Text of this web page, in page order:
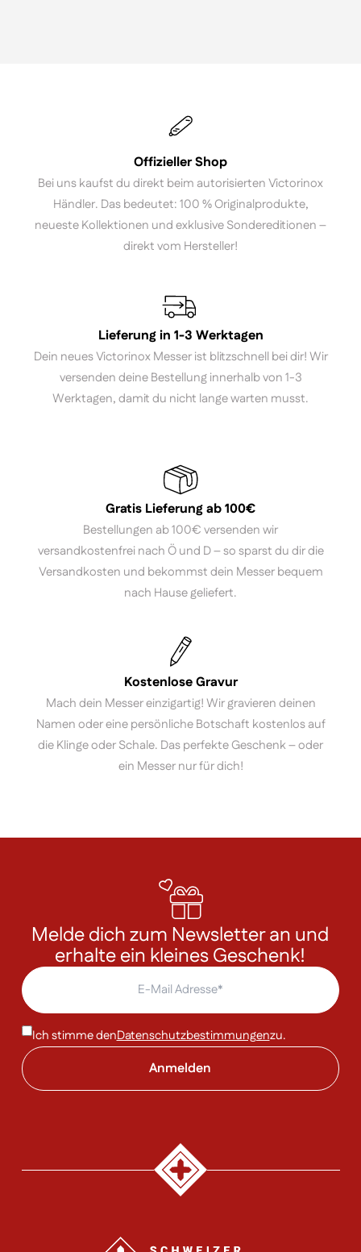
Offizieller Shop
Bei uns kaufst du direkt beim autorisierten Victorinox
Händler. Das bedeutet: 100 % Originalprodukte,
neueste Kollektionen und exklusive Sondereditionen –
direkt vom Hersteller!
Lieferung in 1-3 Werktagen
Dein neues Victorinox Messer ist blitzschnell bei dir! Wir
versenden deine Bestellung innerhalb von 1-3
Werktagen, damit du nicht lange warten musst.
Gratis Lieferung ab 100€
Bestellungen ab 100€ versenden wir
versandkostenfrei nach Ö und D – so sparst du dir die
Versandkosten und bekommst dein Messer bequem
nach Hause geliefert.
Kostenlose Gravur
Mach dein Messer einzigartig! Wir gravieren deinen
Namen oder eine persönliche Botschaft kostenlos auf
die Klinge oder Schale. Das perfekte Geschenk – oder
ein Messer nur für dich!
Melde dich zum Newsletter an und
erhalte ein kleines Geschenk!
Ich stimme denDatenschutzbestimmungenzu.